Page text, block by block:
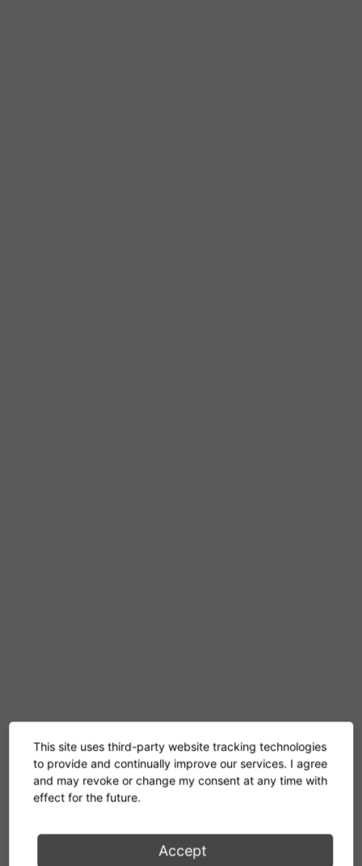
This site uses third-party website tracking technologies
to provide and continually improve our services. I agree
and may revoke or change my consent at any time with
effect for the future.
Accept